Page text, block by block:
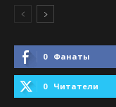
0 Фанаты
0 Читатели